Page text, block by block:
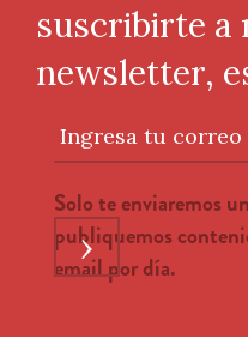
suscribirte a
newsletter,
Ingresa tu
Solo te enviaremos
publiquemos
email por día.
›